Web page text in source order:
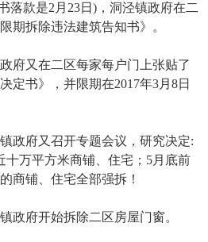
款是2月23日)，洞泾镇政府在二
期拆除违法建筑告知书》。
又在二区每家每户门上张贴了
定书》，并限期在2017年3月8日
府又召开专题会议，研究决定:
十万平方米商铺、住宅；5月底前
商铺、住宅全部强拆！
府开始拆除二区房屋门窗。